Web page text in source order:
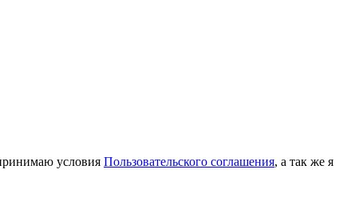
условия Пользовательского соглашения, а так же я